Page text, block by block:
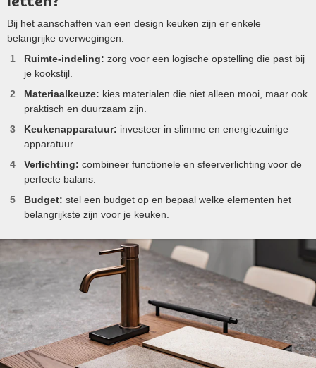
Bij het aanschaffen van een design keuken zijn er enkele
belangrijke overwegingen:
Ruimte-indeling: zorg voor een logische opstelling die past bij
je kookstijl.
Materiaalkeuze: kies materialen die niet alleen mooi, maar ook
praktisch en duurzaam zijn.
Keukenapparatuur: investeer in slimme en energiezuinige
apparatuur.
Verlichting: combineer functionele en sfeerverlichting voor de
perfecte balans.
Budget: stel een budget op en bepaal welke elementen het
belangrijkste zijn voor je keuken.